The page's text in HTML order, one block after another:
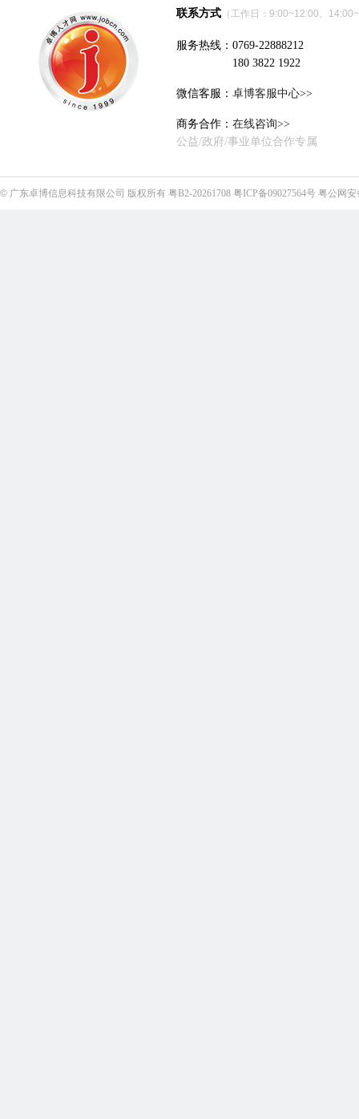
联系方式 （工作日：9:00~12:00、
服务热线：0769-22888212
180 3822 1922
微信客服： 卓博客服中心>>
商务合作： 在线咨询>>
公益/政府/事业单位合作专属
© 广东卓博信息科技有限公司 版权所有 粤B2-20261708 粤ICP备09027564号 粤公网安